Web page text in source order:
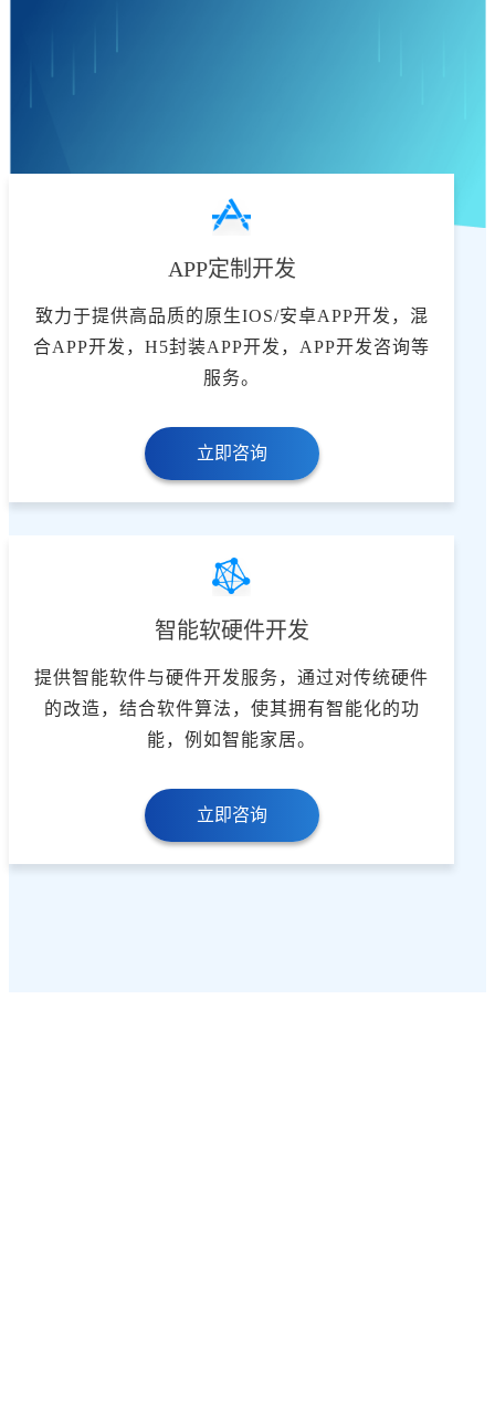
APP定制开发
致力于提供高品质的原生IOS/安卓APP开发，混
合APP开发，H5封装APP开发，APP开发咨询等
服务。
立即咨询
智能软硬件开发
提供智能软件与硬件开发服务，通过对传统硬件
的改造，结合软件算法，使其拥有智能化的功
能，例如智能家居。
立即咨询